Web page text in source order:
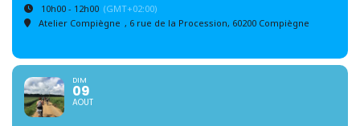
10h00 - 12h00 (GMT+02:00)
Atelier Compiègne , 6 rue de la Procession, 60200 Compiègne
DIM
09
AOUT